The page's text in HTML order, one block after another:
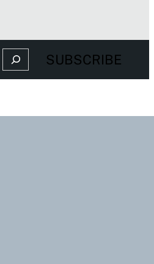
Search SUBSCRIBE